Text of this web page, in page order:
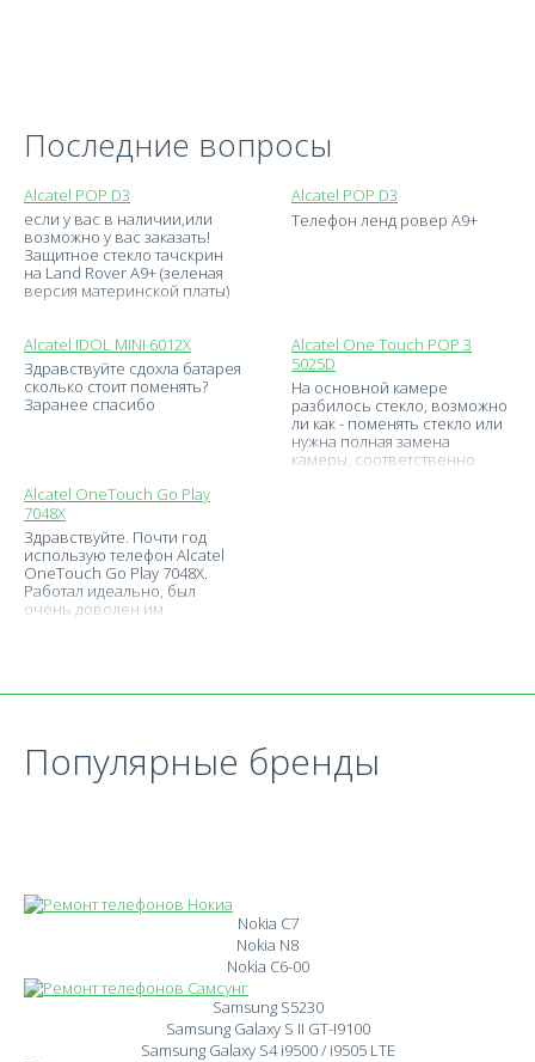
Последние вопросы
Alcatel POP D3
если у вас в наличии,или
возможно у вас заказать!
Защитное стекло тачскрин
на Land Rover A9+ (зеленая
версия материнской платы)
Alcatel POP D3
Телефон ленд ровер А9+
Alcatel IDOL MINI 6012X
Здравствуйте сдохла батарея
сколько стоит поменять?
Заранее спасибо
Alcatel One Touch POP 3
5025D
На основной камере
разбилось стекло, возможно
ли как - поменять стекло или
нужна полная замена
камеры, соответственно
Alcatel OneTouch Go Play
7048X
Здравствуйте. Почти год
использую телефон Alcatel
OneTouch Go Play 7048X.
Работал идеально, был
очень доволен им
Популярные бренды
Nokia C7
Nokia N8
Nokia C6-00
Samsung S5230
Samsung Galaxy S II GT-I9100
Samsung Galaxy S4 i9500 / i9505 LTE